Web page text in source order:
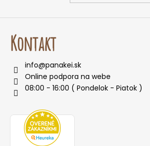
Kontakt
info@panakei.sk
Online podpora na webe
08:00 - 16:00 ( Pondelok - Piatok )